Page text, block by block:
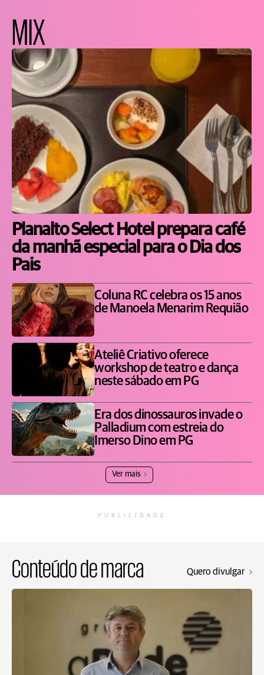
MIX
Planalto Select Hotel prepara café
da manhã especial para o Dia dos
Pais
Coluna RC celebra os 15 anos
de Manoela Menarim Requião
Ateliê Criativo oferece
workshop de teatro e dança
neste sábado em PG
Era dos dinossauros invade o
Palladium com estreia do
Imerso Dino em PG
Ver mais
PUBLICIDADE
Conteúdo de marca Quero divulgar